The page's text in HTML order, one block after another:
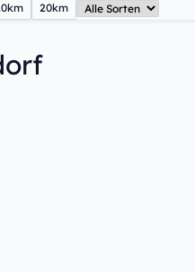
20km